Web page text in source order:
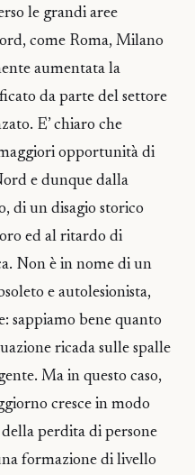
le grandi aree
come Roma, Milano
aumentata la
da parte del settore
E’ chiaro che
opportunità di
e dunque dalla
di un disagio storico
ed al ritardo di
Non è in nome di un
e autolesionista,
sappiamo bene quanto
ricada sulle spalle
Ma in questo caso,
cresce in modo
perdita di persone
formazione di livello